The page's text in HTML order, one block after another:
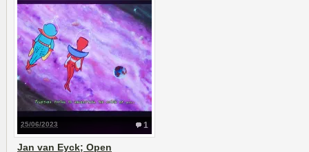
1
25/06/2023
Jan van Eyck; Open